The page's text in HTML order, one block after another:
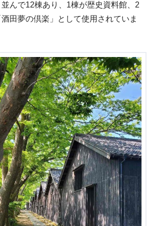
んで12棟あり、1棟が歴史資料館、2
田夢の倶楽」として使用されていま